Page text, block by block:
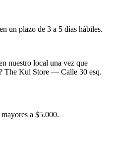
un plazo de 3 a 5 días hábiles.
nuestro local una vez que
The Kul Store — Calle 30 esq.
a $5.000.